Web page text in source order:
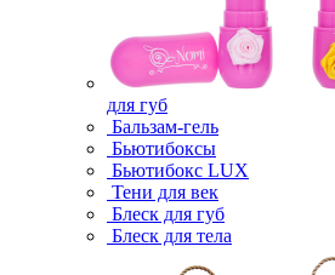
для губ
Бальзам-гель
Бьютибоксы
Бьютибокс LUX
Тени для век
Блеск для губ
Блеск для тела